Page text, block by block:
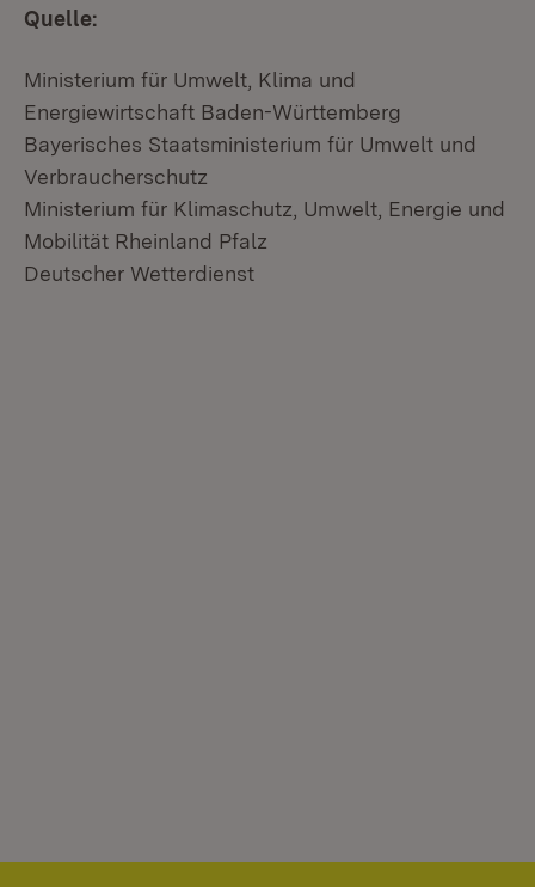
Quelle:
Ministerium für Umwelt, Klima und
Energiewirtschaft Baden-Württemberg
Bayerisches Staatsministerium für Umwelt und
Verbraucherschutz
Ministerium für Klimaschutz, Umwelt, Energie und
Mobilität Rheinland Pfalz
Deutscher Wetterdienst